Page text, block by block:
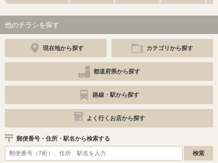
他のチラシを探す
現在地から探す カテゴリから探す
都道府県から探す
路線・駅から探す
よく行くお店から探す
郵便番号・住所・駅名から検索する